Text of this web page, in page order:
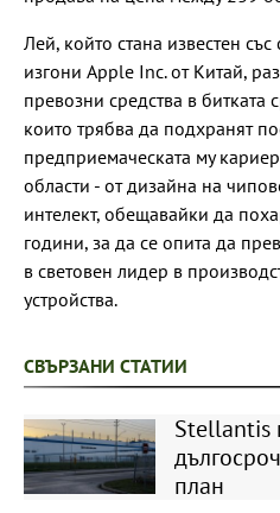
Лей, който стана известен
изгони Apple Inc. от Китай,
превозни средства в
които трябва да подхранят
предприемаческата му
области - от дизайна на
интелект, обещавайки да
години, за да се опита да
в световен лидер в
устройства.
СВЪРЗАНИ СТАТИИ
Stellantis
план